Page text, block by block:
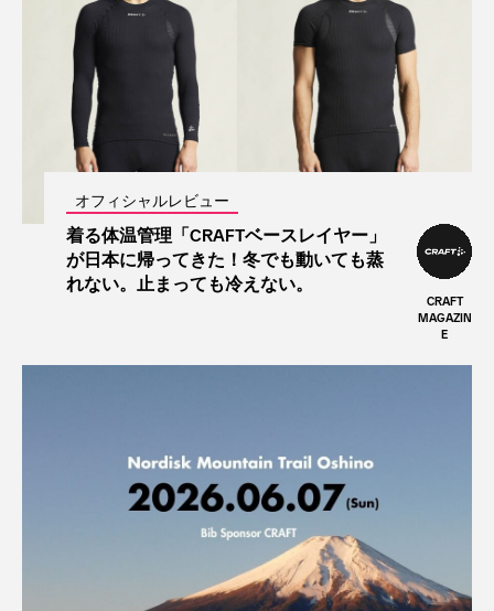
オフィシャルレビュー
着る体温管理「CRAFTベースレイヤー」
が日本に帰ってきた！冬でも動いても蒸
れない。止まっても冷えない。
CRAFT
MAGAZIN
E